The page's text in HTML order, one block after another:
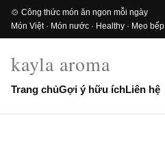
🍲 Công thức món ăn ngon mỗi ngày
Món Việt · Món nước · Healthy · Mẹo bếp
kayla aroma
Trang chủGợi ý hữu íchLiên hệ